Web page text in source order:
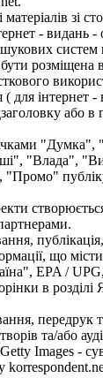
зі
- видань
систем
розміщена
( для інтернет
або в
"Думка",
"Влада",
що
EPA /
в
передрук
та/або
Images -